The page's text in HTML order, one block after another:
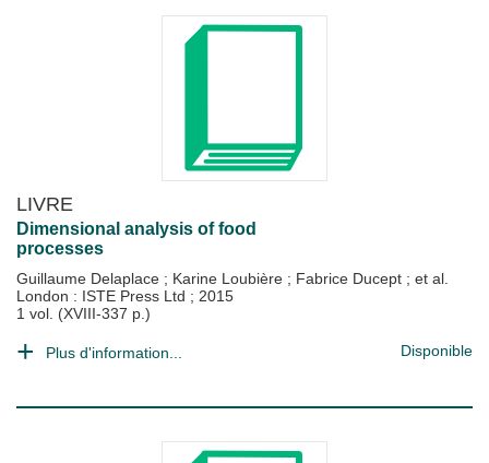
LIVRE
Dimensional analysis of food
processes
Guillaume Delaplace ; Karine Loubière ; Fabrice Ducept ; et al.
London : ISTE Press Ltd ; 2015
1 vol. (XVIII-337 p.)
Plus d'information... Disponible